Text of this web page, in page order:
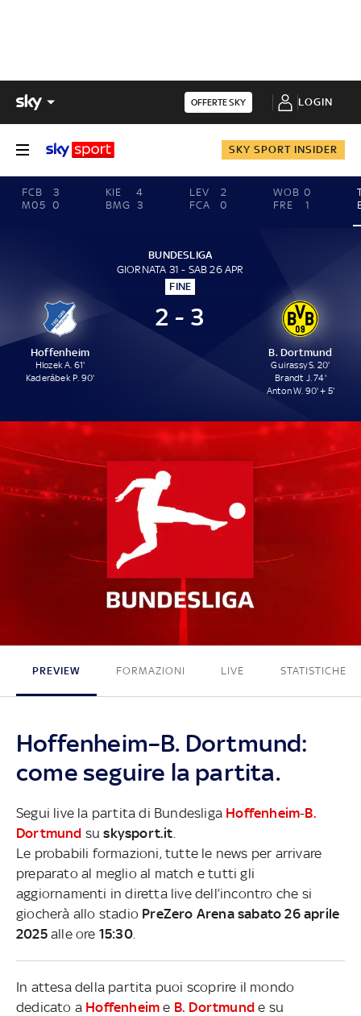
OFFERTE SKY LOGIN
SKY SPORT INSIDER
FCB
3
M05 0
KIE
4
BMG 3
LEV
2
FCA
0
WOB 0
FRE
1
BUNDESLIGA
GIORNATA 31 - SAB 26 APR
FINE
Hoffenheim
Hlozek A. 61'
Kaderábek P. 90'
2 - 3
B. Dortmund
Guirassy S. 20'
Brandt J. 74'
Anton W. 90' + 5'
2 - 3
PREVIEW FORMAZIONI LIVE STATISTICHE
Hoffenheim–B. Dortmund:
come seguire la partita.
Segui live la partita di Bundesliga Hoffenheim-B.
Dortmund suskysport.it
Le probabili formazioni, tutte le news per arrivare
preparato al meglio al match e tutti gli
aggiornamenti in diretta live dell’incontro che si
giocherà allo stadio PreZero Arena sabato 26 aprile
2025alle ore 15:30.
In attesa della partita puoi scoprire il mondo
dedicato a Hoffenheim e B. Dortmund e su